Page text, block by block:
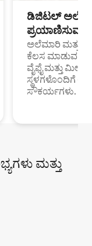
ಡಿಜಿಟಲ್
ಪ್ರಯಾಣಿಸುವ
ಅಲೆಮಾರಿ ಮತ್ತು
ಕೆಲಸ ಮಾಡುವ
ವೈಫೈ ಮತ್ತು
ಸ್ಥಳಗಳೊಂದಿಗೆ
ಸೌಕರ್ಯಗಳು.
ಮತ್ತು